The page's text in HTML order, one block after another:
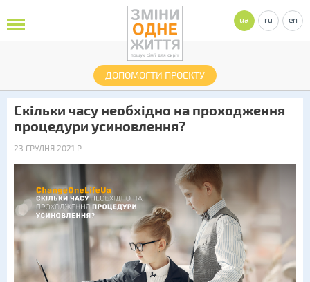
ДОПОМОГТИ ПРОЕКТУ
ua ru en
Скільки часу необхідно на проходження
процедури усиновлення?
23 ГРУДНЯ 2021 Р.